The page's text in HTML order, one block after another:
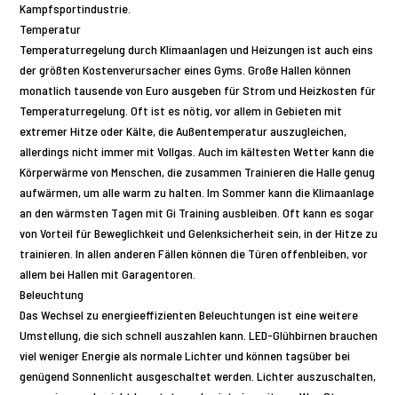
Kampfsportindustrie.
Temperatur
Temperaturregelung durch Klimaanlagen und Heizungen ist auch eins
der größten Kostenverursacher eines Gyms. Große Hallen können
monatlich tausende von Euro ausgeben für Strom und Heizkosten für
Temperaturregelung. Oft ist es nötig, vor allem in Gebieten mit
extremer Hitze oder Kälte, die Außentemperatur auszugleichen,
allerdings nicht immer mit Vollgas. Auch im kältesten Wetter kann die
Körperwärme von Menschen, die zusammen Trainieren die Halle genug
aufwärmen, um alle warm zu halten. Im Sommer kann die Klimaanlage
an den wärmsten Tagen mit Gi Training ausbleiben. Oft kann es sogar
von Vorteil für Beweglichkeit und Gelenksicherheit sein, in der Hitze zu
trainieren. In allen anderen Fällen können die Türen offenbleiben, vor
allem bei Hallen mit Garagentoren.
Beleuchtung
Das Wechsel zu energieeffizienten Beleuchtungen ist eine weitere
Umstellung, die sich schnell auszahlen kann. LED-Glühbirnen brauchen
viel weniger Energie als normale Lichter und können tagsüber bei
genügend Sonnenlicht ausgeschaltet werden. Lichter auszuschalten,